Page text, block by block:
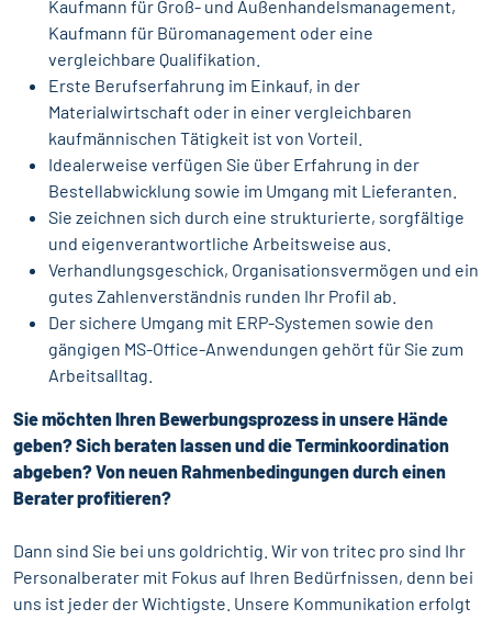
Kaufmann für Groß- und Außenhandelsmanagement,
Kaufmann für Büromanagement oder eine
vergleichbare Qualifikation.
Erste Berufserfahrung im Einkauf, in der
Materialwirtschaft oder in einer vergleichbaren
kaufmännischen Tätigkeit ist von Vorteil.
Idealerweise verfügen Sie über Erfahrung in der
Bestellabwicklung sowie im Umgang mit Lieferanten.
Sie zeichnen sich durch eine strukturierte, sorgfältige
und eigenverantwortliche Arbeitsweise aus.
Verhandlungsgeschick, Organisationsvermögen und ein
gutes Zahlenverständnis runden Ihr Profil ab.
Der sichere Umgang mit ERP-Systemen sowie den
gängigen MS-Office-Anwendungen gehört für Sie zum
Arbeitsalltag.
Sie möchten Ihren Bewerbungsprozess in unsere Hände
geben? Sich beraten lassen und die Terminkoordination
abgeben? Von neuen Rahmenbedingungen durch einen
Berater profitieren?
Dann sind Sie bei uns goldrichtig. Wir von tritec pro sind Ihr
Personalberater mit Fokus auf Ihren Bedürfnissen, denn bei
uns ist jeder der Wichtigste. Unsere Kommunikation erfolgt